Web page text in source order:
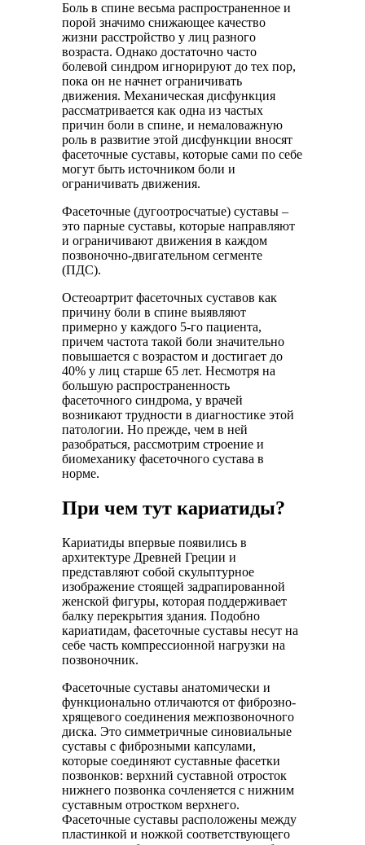
Боль в спине весьма распространенное и
порой значимо снижающее качество
жизни расстройство у лиц разного
возраста. Однако достаточно часто
болевой синдром игнорируют до тех пор,
пока он не начнет ограничивать
движения. Механическая дисфункция
рассматривается как одна из частых
причин боли в спине, и немаловажную
роль в развитие этой дисфункции вносят
фасеточные суставы, которые сами по себе
могут быть источником боли и
ограничивать движения.
Фасеточные (дугоотросчатые) суставы –
это парные суставы, которые направляют
и ограничивают движения в каждом
позвоночно-двигательном сегменте
(ПДС).
Остеоартрит фасеточных суставов как
причину боли в спине выявляют
примерно у каждого 5-го пациента,
причем частота такой боли значительно
повышается с возрастом и достигает до
40% у лиц старше 65 лет. Несмотря на
большую распространенность
фасеточного синдрома, у врачей
возникают трудности в диагностике этой
патологии. Но прежде, чем в ней
разобраться, рассмотрим строение и
биомеханику фасеточного сустава в
норме.
При чем тут кариатиды?
Кариатиды впервые появились в
архитектуре Древней Греции и
представляют собой скульптурное
изображение стоящей задрапированной
женской фигуры, которая поддерживает
балку перекрытия здания. Подобно
кариатидам, фасеточные суставы несут на
себе часть компрессионной нагрузки на
позвоночник.
Фасеточные суставы анатомически и
функционально отличаются от фиброзно-
хрящевого соединения межпозвоночного
диска. Это симметричные синовиальные
суставы с фиброзными капсулами,
которые соединяют суставные фасетки
позвонков: верхний суставной отросток
нижнего позвонка сочленяется с нижним
суставным отростком верхнего.
Фасеточные суставы расположены между
пластинкой и ножкой соответствующего